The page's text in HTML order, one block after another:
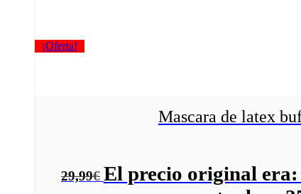
¡Oferta!
Mascara de latex
29,99€ El precio original era: